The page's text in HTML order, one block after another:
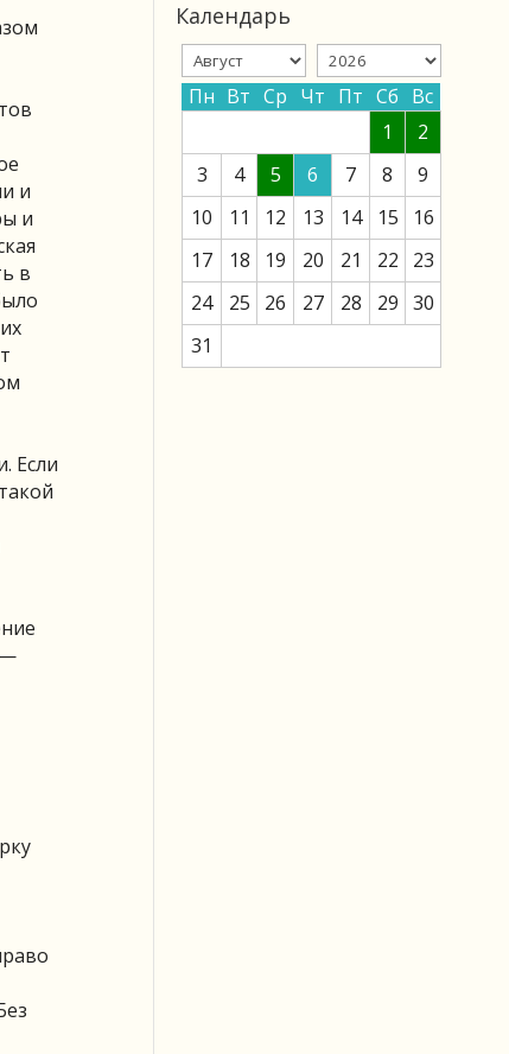
и
и
в
Если
—
Календарь
Пн Вт Ср Чт Пт Сб Вс
1
2
3
4 5 6 7 8
9
10
11 12 13 14 15
16
17
18 19 20 21 22
23
24
25 26 27 28 29 30
31